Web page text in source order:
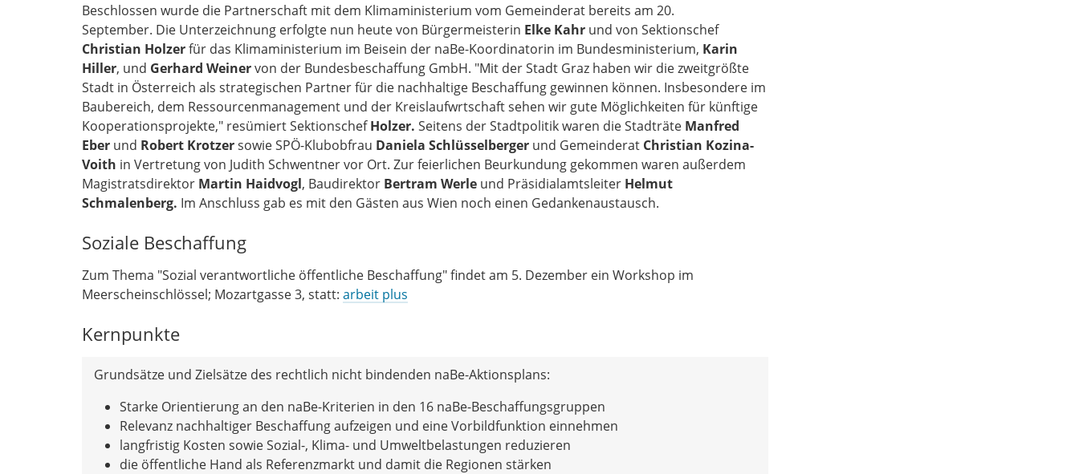
Beschlossen wurde die Partnerschaft mit dem Klimaministerium vom Gemeinderat bereits am 20.
September. Die Unterzeichnung erfolgte nun heute von Bürgermeisterin Elke Kahr und von Sektionschef
Christian Holzerfür das Klimaministerium im Beisein der naBe-Koordinatorin im Bundesministerium, Karin
Hiller, und Gerhard Weinervon der Bundesbeschaffung GmbH. "Mit der Stadt Graz haben wir die zweitgrößte
Stadt in Österreich als strategischen Partner für die nachhaltige Beschaffung gewinnen können. Insbesondere im
Baubereich, dem Ressourcenmanagement und der Kreislaufwrtschaft sehen wir gute Möglichkeiten für künftige
Kooperationsprojekte," resümiert SektionschefHolzer. Seitens der Stadtpolitik waren die Stadträte Manfred
Eber und Robert Krotzersowie SPÖ-Klubobfrau Daniela Schlüsselberger und Gemeinderat Christian Kozina-
Voith in Vertretung von Judith Schwentner vor Ort. Zur feierlichen Beurkundung gekommen waren außerdem
Magistratsdirektor Martin Haidvogl, Baudirektor Bertram Werle und Präsidialamtsleiter Helmut
Schmalenberg. Im Anschluss gab es mit den Gästen aus Wien noch einen Gedankenaustausch.
Soziale Beschaffung
Zum Thema "Sozial verantwortliche öffentliche Beschaffung" findet am 5. Dezember ein Workshop im
Meerscheinschlössel; Mozartgasse 3, statt: arbeit plus
Kernpunkte
Grundsätze und Zielsätze des rechtlich nicht bindenden naBe-Aktionsplans:
Starke Orientierung an den naBe-Kriterien in den 16 naBe-Beschaffungsgruppen
Relevanz nachhaltiger Beschaffung aufzeigen und eine Vorbildfunktion einnehmen
langfristig Kosten sowie Sozial-, Klima- und Umweltbelastungen reduzieren
die öffentliche Hand als Referenzmarkt und damit die Regionen stärken